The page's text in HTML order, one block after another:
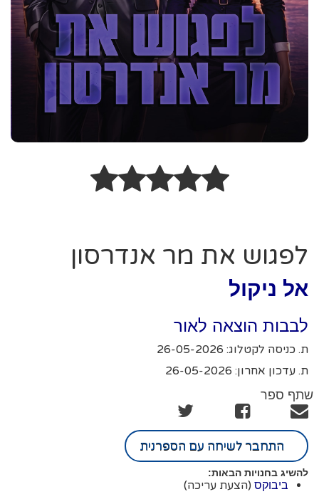
לפגוש את מר אנדרסון
אל ניקול
לבבות הוצאה לאור
ת. כניסה לקטלוג: 26-05-2026
ת. עדכון אחרון: 26-05-2026
שתף ספר
התחבר לשיחה עם הספרנית
להשיג בחנויות הבאות:
ביבוקס (הצעת עריכה)